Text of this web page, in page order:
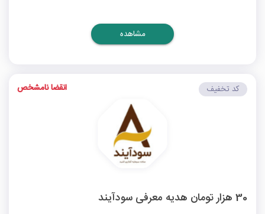
مشاهده
30 هزار تومان هدیه معرفی سودآیند
کد تخفیف انقضا نامشخص